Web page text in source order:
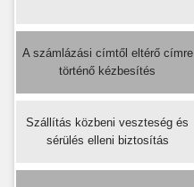
A számlázási címtől eltérő címre
történő kézbesítés
Szállítás közbeni veszteség és
sérülés elleni biztosítás